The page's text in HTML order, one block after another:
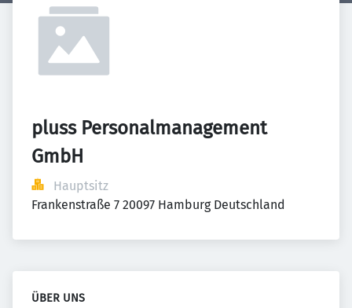
pluss Personalmanagement
GmbH
Hauptsitz
Frankenstraße 7 20097 Hamburg Deutschland
ÜBER UNS